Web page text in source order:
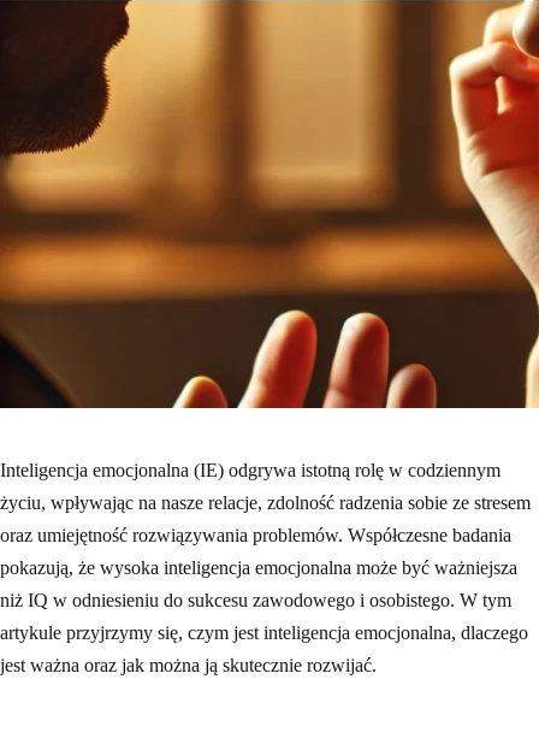
Inteligencja emocjonalna (IE) odgrywa istotną rolę w codziennym
życiu, wpływając na nasze relacje, zdolność radzenia sobie ze stresem
oraz umiejętność rozwiązywania problemów. Współczesne badania
pokazują, że wysoka inteligencja emocjonalna może być ważniejsza
niż IQ w odniesieniu do sukcesu zawodowego i osobistego. W tym
artykule przyjrzymy się, czym jest inteligencja emocjonalna, dlaczego
jest ważna oraz jak można ją skutecznie rozwijać.